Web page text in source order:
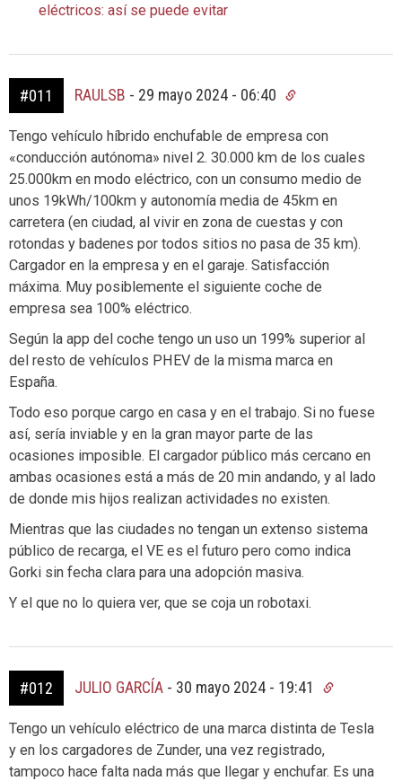
eléctricos: así se puede evitar
#011 RAULSB - 29 mayo 2024 - 06:40
Tengo vehículo híbrido enchufable de empresa con
«conducción autónoma» nivel 2. 30.000 km de los cuales
25.000km en modo eléctrico, con un consumo medio de
unos 19kWh/100km y autonomía media de 45km en
carretera (en ciudad, al vivir en zona de cuestas y con
rotondas y badenes por todos sitios no pasa de 35 km).
Cargador en la empresa y en el garaje. Satisfacción
máxima. Muy posiblemente el siguiente coche de
empresa sea 100% eléctrico.
Según la app del coche tengo un uso un 199% superior al
del resto de vehículos PHEV de la misma marca en
España.
Todo eso porque cargo en casa y en el trabajo. Si no fuese
así, sería inviable y en la gran mayor parte de las
ocasiones imposible. El cargador público más cercano en
ambas ocasiones está a más de 20 min andando, y al lado
de donde mis hijos realizan actividades no existen.
Mientras que las ciudades no tengan un extenso sistema
público de recarga, el VE es el futuro pero como indica
Gorki sin fecha clara para una adopción masiva.
Y el que no lo quiera ver, que se coja un robotaxi.
#012 JULIO GARCÍA - 30 mayo 2024 - 19:41
Tengo un vehículo eléctrico de una marca distinta de Tesla
y en los cargadores de Zunder, una vez registrado,
tampoco hace falta nada más que llegar y enchufar. Es una